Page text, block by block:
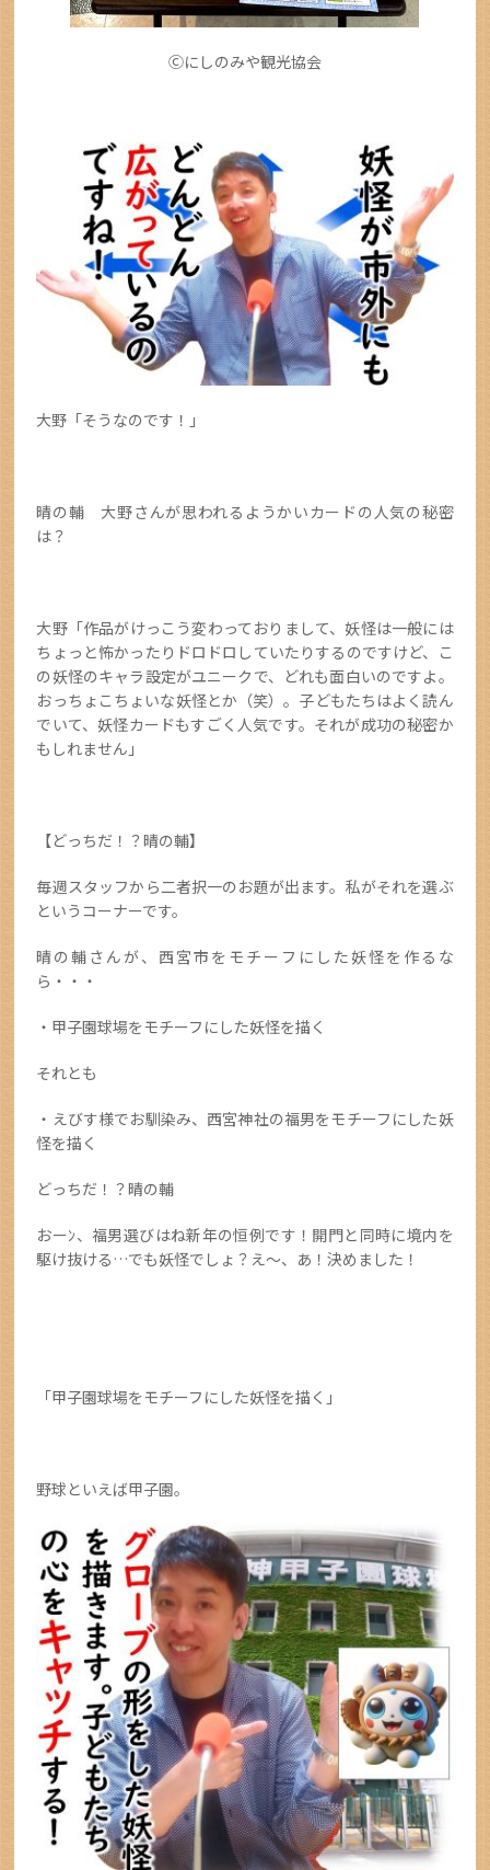
Ⓒにしのみや観光協会
大野「そうなのです！」
晴の輔 大野さんが思われるようかいカードの人気の秘密
は？
大野「作品がけっこう変わっておりまして、妖怪は一般には
ちょっと怖かったりドロドロしていたりするのですけど、こ
の妖怪のキャラ設定がユニークで、どれも面白いのですよ。
おっちょこちょいな妖怪とか（笑）。子どもたちはよく読ん
でいて、妖怪カードもすごく人気です。それが成功の秘密か
もしれません」
【どっちだ！？晴の輔】
毎週スタッフから二者択一のお題が出ます。私がそれを選ぶ
というコーナーです。
晴の輔さんが、西宮市をモチーフにした妖怪を作るな
ら・・・
・甲子園球場をモチーフにした妖怪を描く
それとも
・えびす様でお馴染み、西宮神社の福男をモチーフにした妖
怪を描く
どっちだ！？晴の輔
おーﾝ、福男選びはね新年の恒例です！開門と同時に境内を
駆け抜ける…でも妖怪でしょ？え～、あ！決めました！
「甲子園球場をモチーフにした妖怪を描く」
野球といえば甲子園。